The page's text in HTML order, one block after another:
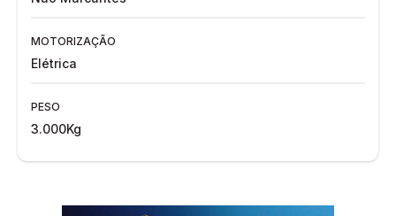
MOTORIZAÇÃO
Elétrica
PESO
3.000Kg